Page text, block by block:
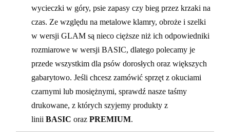
wycieczki w góry, psie zapasy czy bieg przez krzaki na
czas. Ze względu na metalowe klamry, obroże i szelki
w wersji GLAM są nieco cięższe niż ich odpowiedniki
rozmiarowe w wersji BASIC, dlatego polecamy je
przede wszystkim dla psów dorosłych oraz większych
gabarytowo. Jeśli chcesz zamówić sprzęt z okuciami
czarnymi lub mosiężnymi, sprawdź nasze taśmy
drukowane, z których szyjemy produkty z
liniiBASIC orazPREMIUM.